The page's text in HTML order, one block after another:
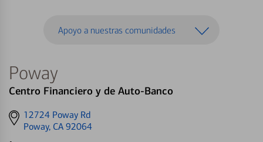
Apoyo a nuestras comunidades
Poway
Centro Financiero y de Auto-Banco
Get
directions
12724 Poway Rd
Poway, CA 92064